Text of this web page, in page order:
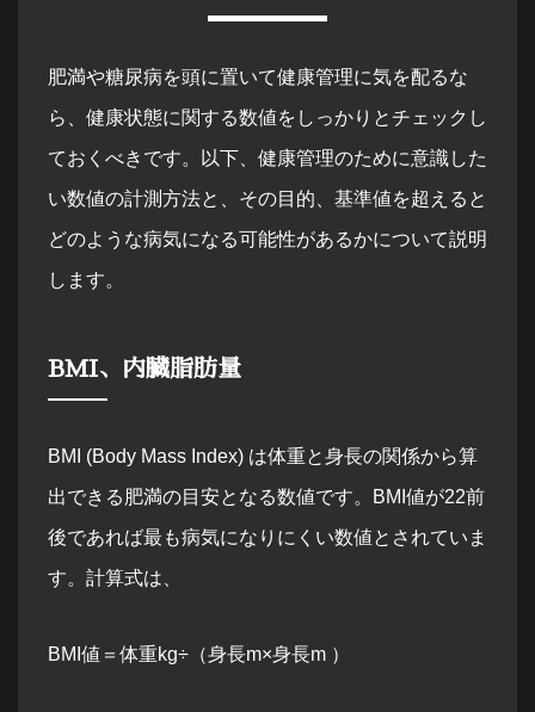
肥満や糖尿病を頭に置いて健康管理に気を配るな
ら、健康状態に関する数値をしっかりとチェックし
ておくべきです。以下、健康管理のために意識した
い数値の計測方法と、その目的、基準値を超えると
どのような病気になる可能性があるかについて説明
します。
BMI、内臓脂肪量
BMI (Body Mass Index) は体重と身長の関係から算
出できる肥満の目安となる数値です。BMI値が22前
後であれば最も病気になりにくい数値とされていま
す。計算式は、
BMI値＝体重kg÷（身長m×身長m ）